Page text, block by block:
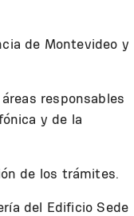
de Montevideo y
responsables
y de la
de los trámites.
del Edificio Sede